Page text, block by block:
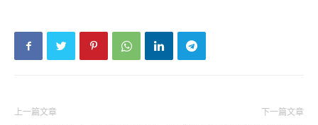
上一篇文章 下一篇文章